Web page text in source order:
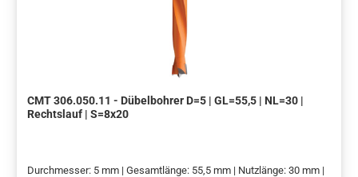
CMT 306.050.11 - Dübelbohrer D=5 | GL=55,5 | NL=30 |
Rechtslauf | S=8x20
Durchmesser: 5 mm | Gesamtlänge: 55,5 mm | Nutzlänge: 30 mm |